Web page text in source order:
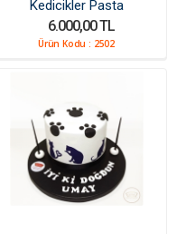
Kedicikler Pasta
6.000,00 TL
Ürün Kodu : 2502